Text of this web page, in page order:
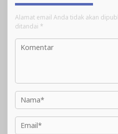
Alamat email Anda tidak akan
ditandai *